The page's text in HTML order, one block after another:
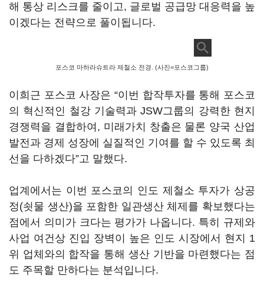
해 통상 리스크를 줄이고, 글로벌 공급망 대응력을 높
이겠다는 전략으로 풀이됩니다.
포스코 마하라슈트라 제철소 전경. (사진=포스코그룹)
이희근 포스코 사장은 “이번 합작투자를 통해 포스코
의 혁신적인 철강 기술력과 JSW그룹의 강력한 현지
경쟁력을 결합하여, 미래가치 창출은 물론 양국 산업
발전과 경제 성장에 실질적인 기여를 할 수 있도록 최
선을 다하겠다”고 말했다.
업계에서는 이번 포스코의 인도 제철소 투자가 상공
정(쇳물 생산)을 포함한 일관생산 체제를 확보했다는
점에서 의미가 크다는 평가가 나옵니다. 특히 규제와
사업 여건상 진입 장벽이 높은 인도 시장에서 현지 1
위 업체와의 합작을 통해 생산 기반을 마련했다는 점
도 주목할 만하다는 분석입니다.